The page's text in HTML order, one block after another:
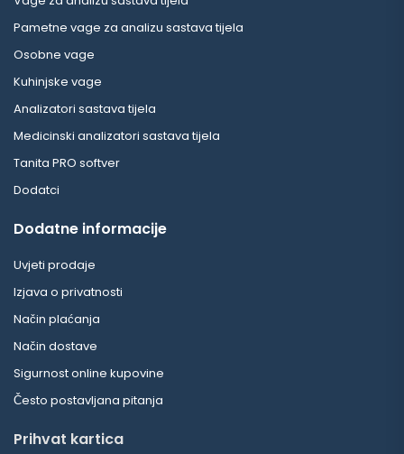
Pametne vage za analizu sastava tijela
Osobne vage
Kuhinjske vage
Analizatori sastava tijela
Medicinski analizatori sastava tijela
Tanita PRO softver
Dodatci
Dodatne informacije
Uvjeti prodaje
Izjava o privatnosti
Način plaćanja
Način dostave
Sigurnost online kupovine
Često postavljana pitanja
Prihvat kartica